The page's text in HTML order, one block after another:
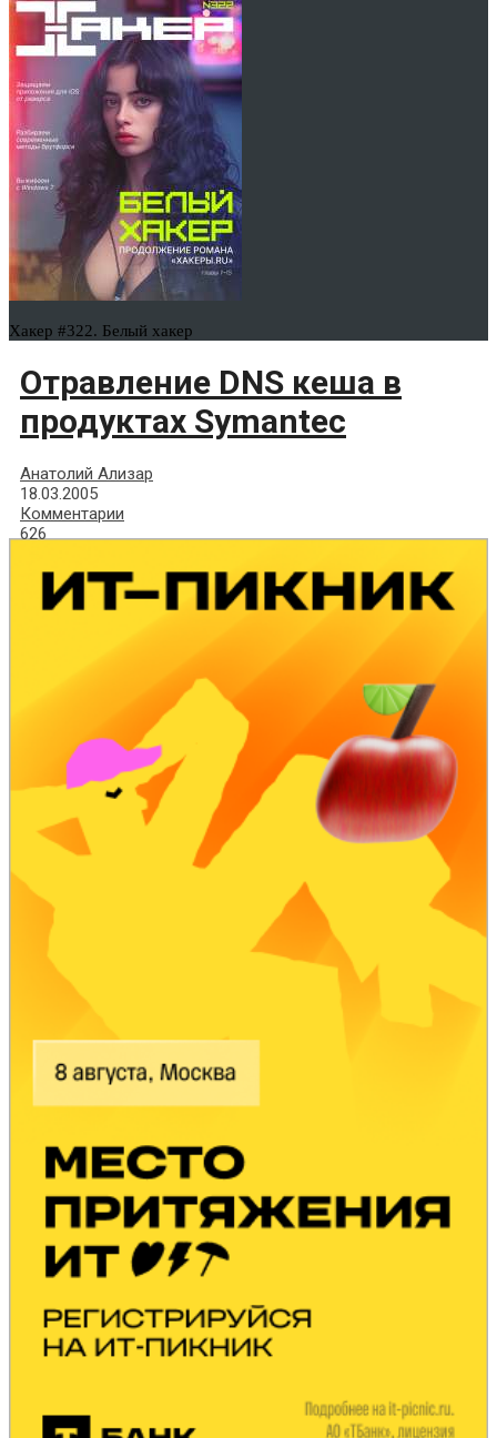
Хакер #322. Белый хакер
Отравление DNS кеша в
продуктах Symantec
Анатолий Ализар
18.03.2005
Комментарии
626